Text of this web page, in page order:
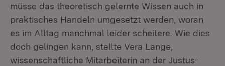
müsse das theoretisch gelernte Wissen auch in
praktisches Handeln umgesetzt werden, woran
es im Alltag manchmal leider scheitere. Wie dies
doch gelingen kann, stellte Vera Lange,
wissenschaftliche Mitarbeiterin an der Justus-